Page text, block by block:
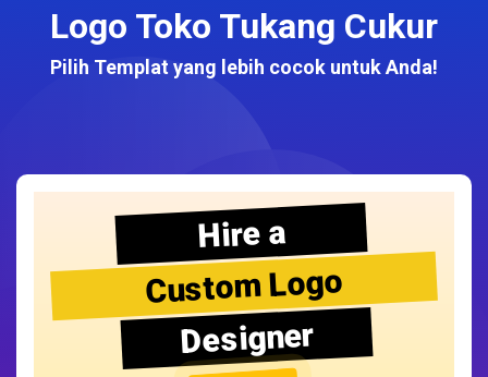
Logo Toko Tukang Cukur
Pilih Templat yang lebih cocok untuk Anda!
Hire a
Custom Logo
Designer